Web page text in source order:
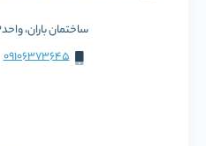
ساختمان باران، واحد302
09106373645